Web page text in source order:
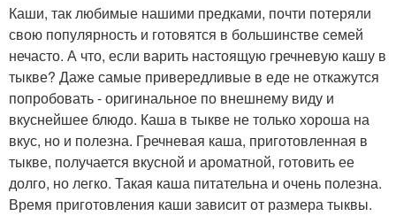
Каши, так любимые нашими предками, почти потеряли
свою популярность и готовятся в большинстве семей
нечасто. А что, если варить настоящую гречневую кашу в
тыкве? Даже самые привередливые в еде не откажутся
попробовать - оригинальное по внешнему виду и
вкуснейшее блюдо. Каша в тыкве не только хороша на
вкус, но и полезна. Гречневая каша, приготовленная в
тыкве, получается вкусной и ароматной, готовить ее
долго, но легко. Такая каша питательна и очень полезна.
Время приготовления каши зависит от размера тыквы.